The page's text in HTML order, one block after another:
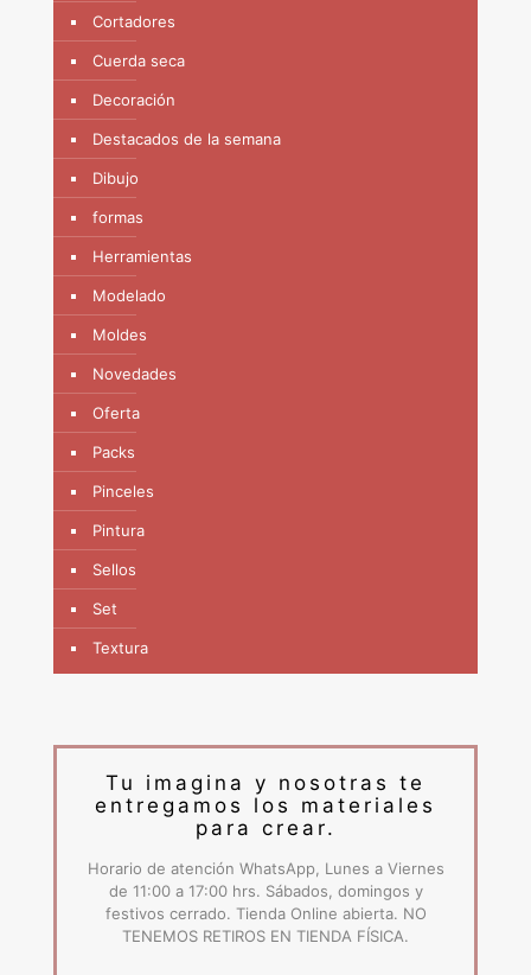
Cortadores
Cuerda seca
Decoración
Destacados de la semana
Dibujo
formas
Herramientas
Modelado
Moldes
Novedades
Oferta
Packs
Pinceles
Pintura
Sellos
Set
Textura
Tu imagina y nosotras te
entregamos los materiales
para crear.
Horario de atención WhatsApp, Lunes a Viernes
de 11:00 a 17:00 hrs. Sábados, domingos y
festivos cerrado. Tienda Online abierta. NO
TENEMOS RETIROS EN TIENDA FÍSICA.